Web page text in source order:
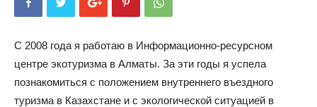
С 2008 года я работаю в Информационно-ресурсном
центре экотуризма в Алматы. За эти годы я успела
познакомиться с положением внутреннего въездного
туризма в Казахстане и с экологической ситуацией в